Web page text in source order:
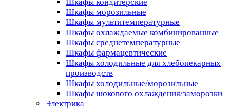
Шкафы морозильные
Шкафы мультитемпературные
Шкафы охлаждаемые комбинированные
Шкафы среднетемпературные
Шкафы фармацевтические
Шкафы холодильные для хлебопекарных
производств
Шкафы холодильные/морозильные
Шкафы шокового охлаждения/заморозки
Электрика